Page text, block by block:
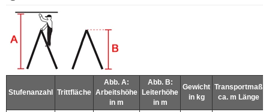
Stufenanzahl Trittfläche
Abb. A:
Arbeitshöhe
in m
Abb. B:
Leiterhöhe
in m
Gewicht
in kg
Transportmaß
ca. m Länge